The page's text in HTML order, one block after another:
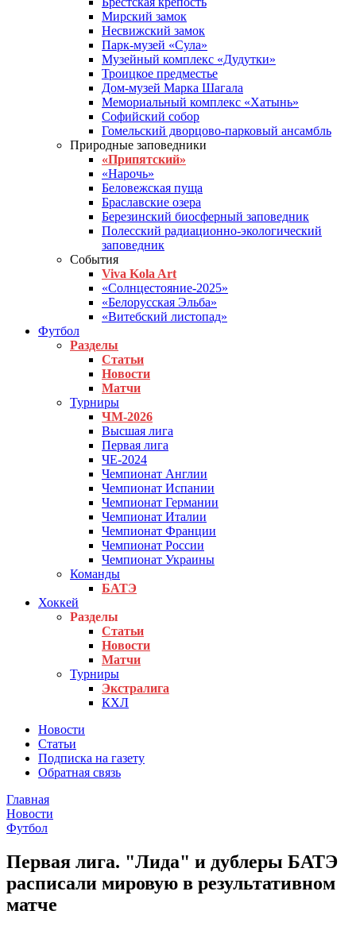
Мирский замок
Несвижский замок
Парк-музей «Сула»
Музейный комплекс «Дудутки»
Троицкое предместье
Дом-музей Марка Шагала
Мемориальный комплекс «Хатынь»
Софийский собор
Гомельский дворцово-парковый ансамбль
Природные заповедники
«Припятский»
«Нарочь»
Беловежская пуща
Браславские озера
Березинский биосферный заповедник
Полесский радиационно-экологический
заповедник
События
Viva Kola Art
«Солнцестояние-2025»
«Белорусская Эльба»
«Витебский листопад»
Футбол
Разделы
Статьи
Новости
Матчи
Турниры
ЧМ-2026
Высшая лига
Первая лига
ЧЕ-2024
Чемпионат Англии
Чемпионат Испании
Чемпионат Германии
Чемпионат Италии
Чемпионат Франции
Чемпионат России
Чемпионат Украины
Команды
БАТЭ
Хоккей
Разделы
Статьи
Новости
Матчи
Турниры
Экстралига
КХЛ
Новости
Статьи
Подписка на газету
Обратная связь
Главная
Новости
Футбол
Первая лига. "Лида" и дублеры БАТЭ
расписали мировую в результативном
матче